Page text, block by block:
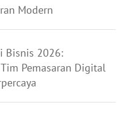
Modern
Bisnis 2026:
Pemasaran Digital